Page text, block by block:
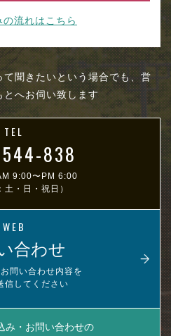
の流れはこちら
聞きたいという場合でも、営
とへお伺い致します
TEL
838
9:00〜PM 6:00
土・日・祝日）
WEB
合わせ
問い合わせ内容を
信してください
み・お問い合わせの